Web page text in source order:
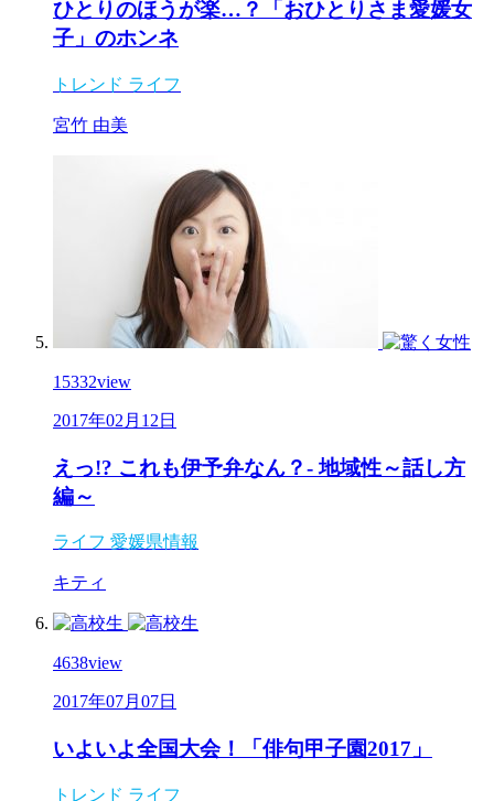
ひとりのほうが楽…？「おひとりさま愛媛女
子」のホンネ
トレンド ライフ
宮竹 由美
15332view
2017年02月12日
えっ!? これも伊予弁なん？- 地域性～話し方
編～
ライフ 愛媛県情報
キティ
4638view
2017年07月07日
いよいよ全国大会！「俳句甲子園2017」
トレンド ライフ